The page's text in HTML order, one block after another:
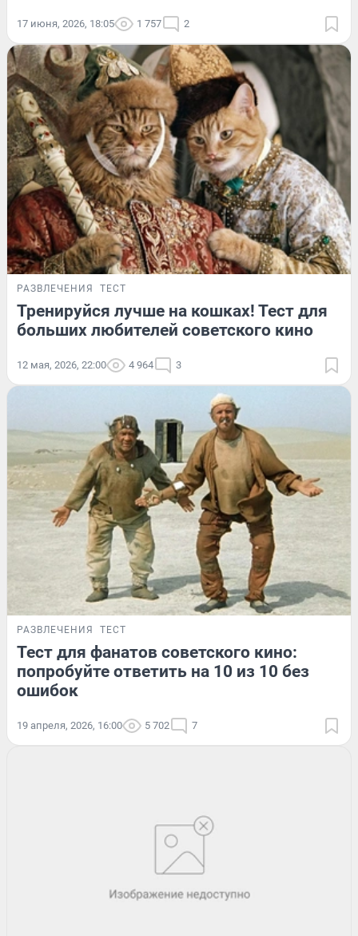
17 июня, 2026, 18:05 1 757 2
РАЗВЛЕЧЕНИЯ ТЕСТ
Тренируйся лучше на кошках! Тест для
больших любителей советского кино
12 мая, 2026, 22:00 4 964 3
РАЗВЛЕЧЕНИЯ ТЕСТ
Тест для фанатов советского кино:
попробуйте ответить на 10 из 10 без
ошибок
19 апреля, 2026, 16:00 5 702 7